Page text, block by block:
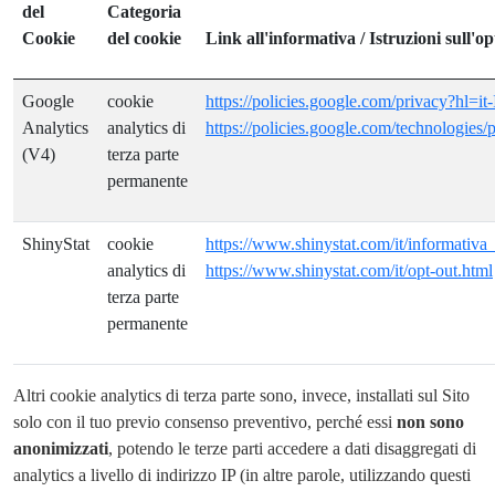
del
Cookie
Categoria
del cookie
Link all'informativa / Istruzioni
Google
Analytics
(V4)
cookie
analytics di
terza parte
permanente
https://policies.google.com/
https://policies.google.com/technologies/
ShinyStat
cookie
analytics di
terza parte
permanente
https://www.shinystat.com/it/
https://www.shinystat.com/it/opt-out.html
Altri cookie analytics di terza parte sono, invece, installati sul Sito
solo con il tuo previo consenso preventivo, perché essi non sono
anonimizzati, potendo le terze parti accedere a dati disaggregati di
analytics a livello di indirizzo IP (in altre parole, utilizzando questi